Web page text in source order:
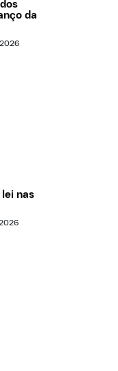
da
nas